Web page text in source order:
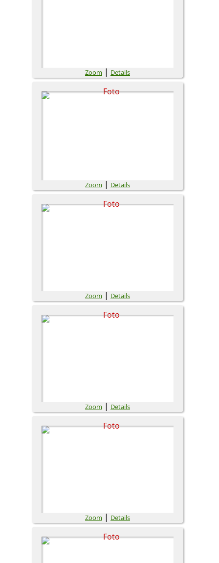
Zoom | Details
Zoom | Details
Zoom | Details
Zoom | Details
Zoom | Details